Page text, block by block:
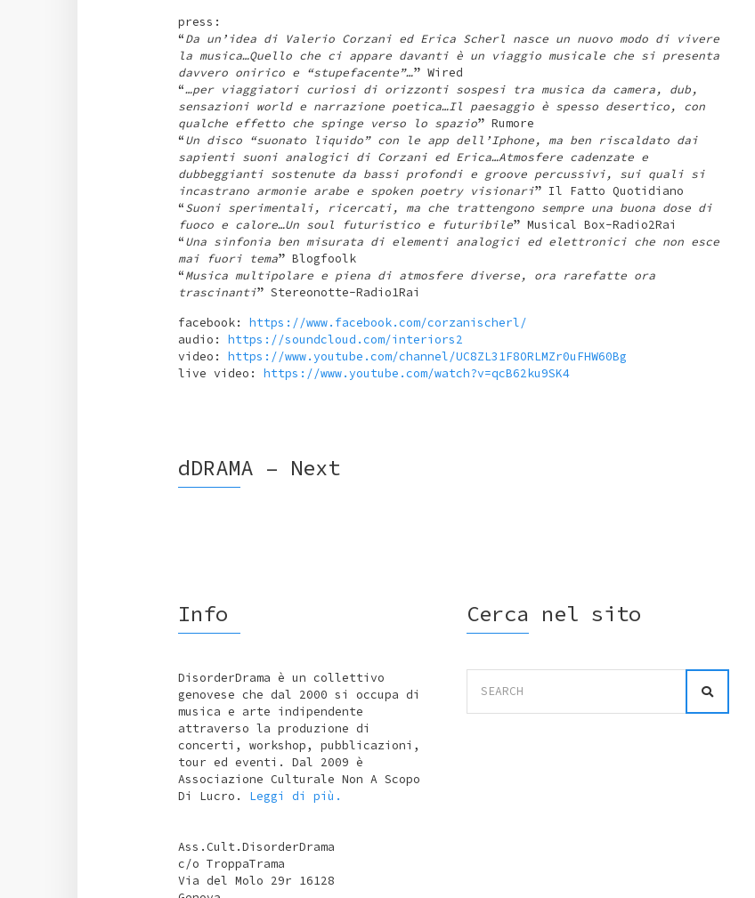
press:
“Da un’idea di Valerio Corzani ed Erica Scherl nasce un nuovo modo di vivere
la musica…Quello che ci appare davanti è un viaggio musicale che si presenta
davvero onirico e “stupefacente”…” Wired
“…per viaggiatori curiosi di orizzonti sospesi tra musica da camera, dub,
sensazioni world e narrazione poetica…Il paesaggio è spesso desertico, con
qualche effetto che spinge verso lo spazio” Rumore
“Un disco “suonato liquido” con le app dell’Iphone, ma ben riscaldato dai
sapienti suoni analogici di Corzani ed Erica…Atmosfere cadenzate e
dubbeggianti sostenute da bassi profondi e groove percussivi, sui quali si
incastrano armonie arabe e spoken poetry visionari” Il Fatto Quotidiano
“Suoni sperimentali, ricercati, ma che trattengono sempre una buona dose di
fuoco e calore…Un soul futuristico e futuribile” Musical Box-Radio2Rai
“Una sinfonia ben misurata di elementi analogici ed elettronici che non esce
mai fuori tema” Blogfoolk
“Musica multipolare e piena di atmosfere diverse, ora rarefatte ora
trascinanti” Stereonotte-Radio1Rai
facebook: https://www.facebook.com/corzanischerl/
audio: https://soundcloud.com/interiors2
video: https://www.youtube.com/channel/UC8ZL31F8ORLMZr0uFHW60Bg
live video: https://www.youtube.com/watch?v=qcB62ku9SK4
dDRAMA – Next
Info
DisorderDrama è un collettivo
genovese che dal 2000 si occupa di
musica e arte indipendente
attraverso la produzione di
concerti, workshop, pubblicazioni,
tour ed eventi. Dal 2009 è
Associazione Culturale Non A Scopo
Di Lucro. Leggi di più.
Ass.Cult.DisorderDrama
c/o TroppaTrama
Via del Molo 29r 16128
Cerca nel sito
for: